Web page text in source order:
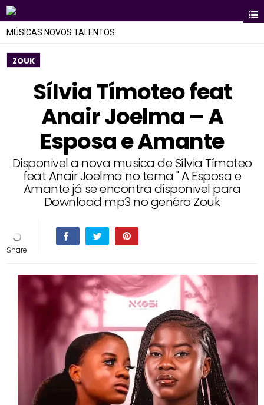
MÚSICAS NOVOS TALENTOS
ZOUK
Sílvia Tímoteo feat
Anair Joelma – A
Esposa e Amante
Disponivel a nova musica de Sílvia Tímoteo
feat Anair Joelma no tema " A Esposa e
Amante já se encontra disponivel para
Download mp3 no genêro Zouk